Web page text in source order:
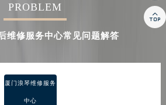
PROBLEM
维修服务中心常见问题解答
厦门浪琴维修服务
中心
